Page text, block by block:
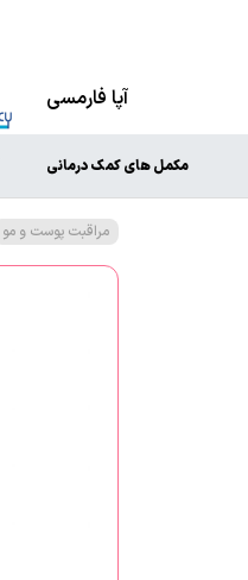
آپا فارمسی
مکمل های کمک درمانی
مراقبت پوست و مو